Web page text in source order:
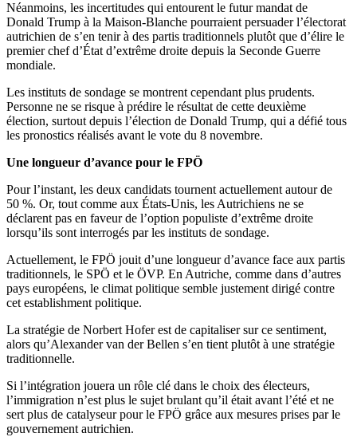
Néanmoins, les incertitudes qui entourent le futur mandat de
Donald Trump à la Maison-Blanche pourraient persuader l’électorat
autrichien de s’en tenir à des partis traditionnels plutôt que d’élire le
premier chef d’État d’extrême droite depuis la Seconde Guerre
mondiale.
Les instituts de sondage se montrent cependant plus prudents.
Personne ne se risque à prédire le résultat de cette deuxième
élection, surtout depuis l’élection de Donald Trump, qui a défié tous
les pronostics réalisés avant le vote du 8 novembre.
Une longueur d’avance pour le FPÖ
Pour l’instant, les deux candidats tournent actuellement autour de
50 %. Or, tout comme aux États-Unis, les Autrichiens ne se
déclarent pas en faveur de l’option populiste d’extrême droite
lorsqu’ils sont interrogés par les instituts de sondage.
Actuellement, le FPÖ jouit d’une longueur d’avance face aux partis
traditionnels, le SPÖ et le ÖVP. En Autriche, comme dans d’autres
pays européens, le climat politique semble justement dirigé contre
cet establishment politique.
La stratégie de Norbert Hofer est de capitaliser sur ce sentiment,
alors qu’Alexander van der Bellen s’en tient plutôt à une stratégie
traditionnelle.
Si l’intégration jouera un rôle clé dans le choix des électeurs,
l’immigration n’est plus le sujet brulant qu’il était avant l’été et ne
sert plus de catalyseur pour le FPÖ grâce aux mesures prises par le
gouvernement autrichien.